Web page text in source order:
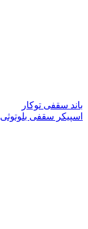
باند سقفی توکار
اسپیکر سقفی بلوتوثی